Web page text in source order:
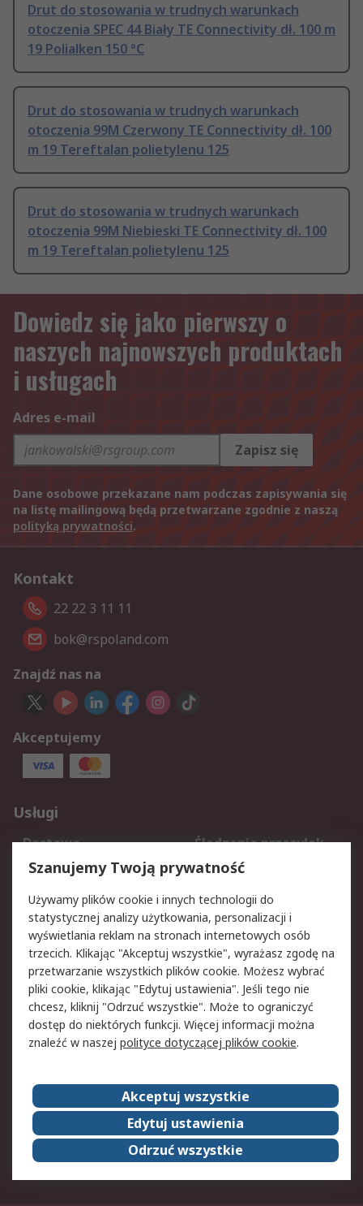
Drut do stosowania w trudnych warunkach
otoczenia SPEC 44 Biały TE Connectivity dł. 100 m
19 Polialken 150 °C
Drut do stosowania w trudnych warunkach
otoczenia 99M Czerwony TE Connectivity dł. 100
m 19 Tereftalan polietylenu 125
Drut do stosowania w trudnych warunkach
otoczenia 99M Niebieski TE Connectivity dł. 100
m 19 Tereftalan polietylenu 125
Dowiedz się jako pierwszy o
naszych najnowszych produktach
i usługach
Adres e-mail
Zapisz się
Dane osobowe przekazane nam podczas zapisywania się
na listę mailingową będą przetwarzane zgodnie z naszą
polityką prywatności.
Kontakt
22 22 3 11 11
bok@rspoland.com
Znajdź nas na
Akceptujemy
Usługi
Dostawa
Śledzenie przesyłek
Reklamacje i zwroty
Rejestracja
Aspekty prawne
Bezpieczeństwo e-
maila
Polityka dotycząca
plików cookie
Polityka prywatności
Użytkowanie witryny
Zastrzeżenia prawne
Warunki Sprzedaży
Kontakt
O firmie RS
RS na świecie
Kariera
Nagrody dla RS
ESG
Szanujemy Twoją prywatność
Używamy plików cookie i innych technologii do
statystycznej analizy użytkowania, personalizacji i
wyświetlania reklam na stronach internetowych osób
trzecich. Klikając "Akceptuj wszystkie", wyrażasz zgodę na
przetwarzanie wszystkich plików cookie. Możesz wybrać
pliki cookie, klikając "Edytuj ustawienia". Jeśli tego nie
chcesz, kliknij "Odrzuć wszystkie". Może to ograniczyć
dostęp do niektórych funkcji. Więcej informacji można
znaleźć w naszej polityce dotyczącej plików cookie.
Akceptuj wszystkie
Edytuj ustawienia
Odrzuć wszystkie